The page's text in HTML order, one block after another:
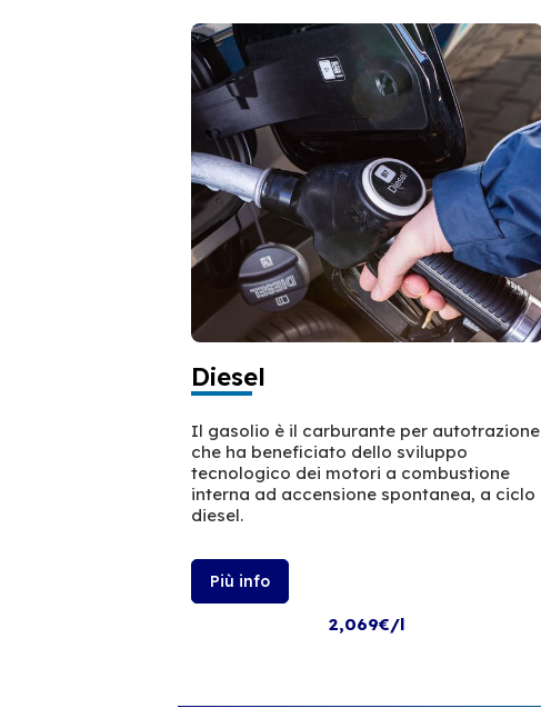
Diesel
Il gasolio è il carburante per autotrazione
che ha beneficiato dello sviluppo
tecnologico dei motori a combustione
interna ad accensione spontanea, a ciclo
diesel.
Più info
2,069€/l